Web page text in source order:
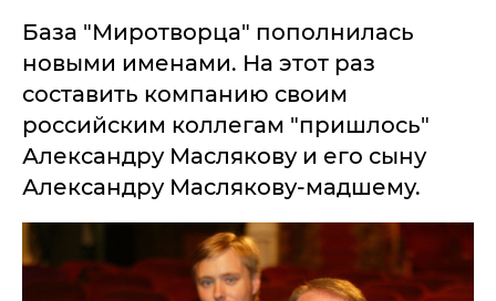
База "Миротворца" пополнилась
новыми именами. На этот раз
составить компанию своим
российским коллегам "пришлось"
Александру Маслякову и его сыну
Александру Маслякову-мадшему.